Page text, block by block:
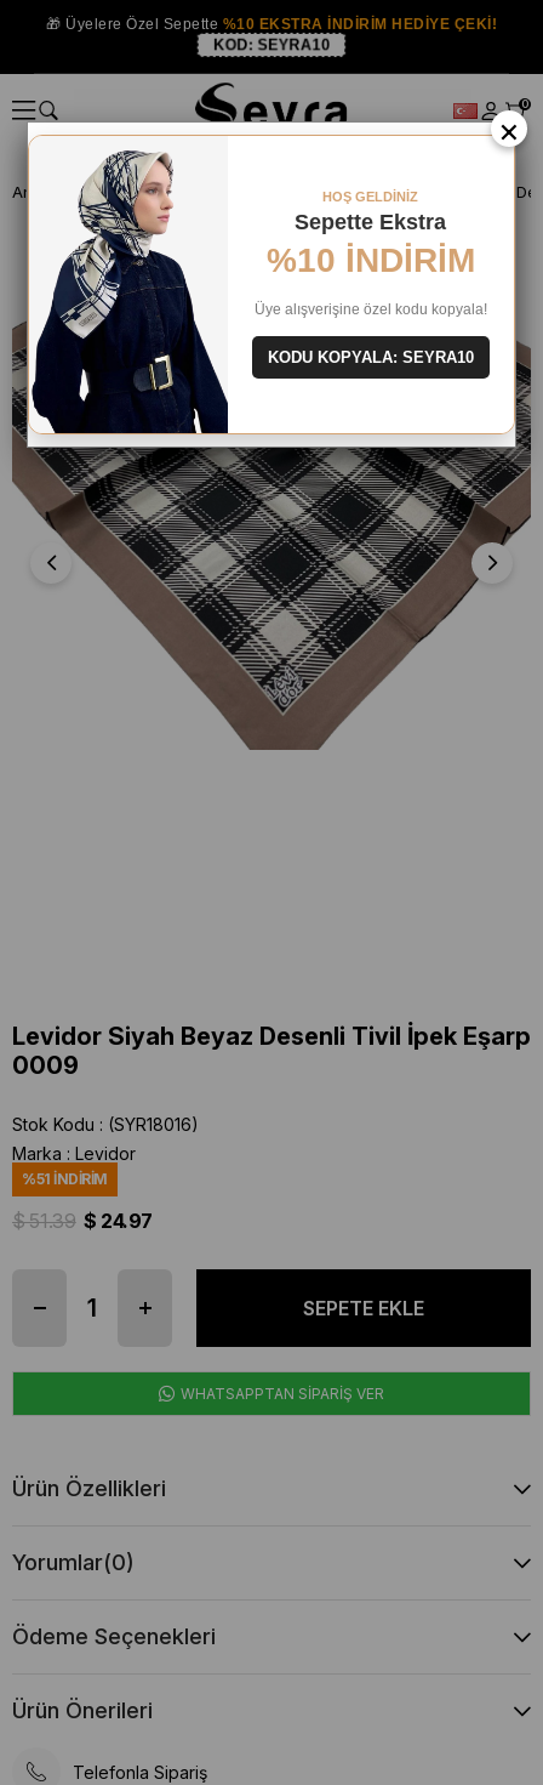
🎁 Üyelere Özel Sepette %10 EKSTRA İNDİRİM HEDİYE ÇEKİ!
KOD: SEYRA10
0
Anasayfa İPEK EŞARP Levidor İpek Eşarp Levidor Siyah Beyaz
Levidor Siyah Beyaz Desenli Tivil İpek Eşarp
0009
Stok Kodu
(SYR18016)
Marka : Levidor
%51 İNDIRIM
$ 51.39 $ 24.97
WHATSAPPTAN SİPARİŞ VER
Ürün Özellikleri
Yorumlar(0)
Ödeme Seçenekleri
Ürün Önerileri
Telefonla Sipariş
×
HOŞ GELDİNİZ
Sepette Ekstra
%10 İNDİRİM
Üye alışverişine özel kodu kopyala!
KODU KOPYALA: SEYRA10